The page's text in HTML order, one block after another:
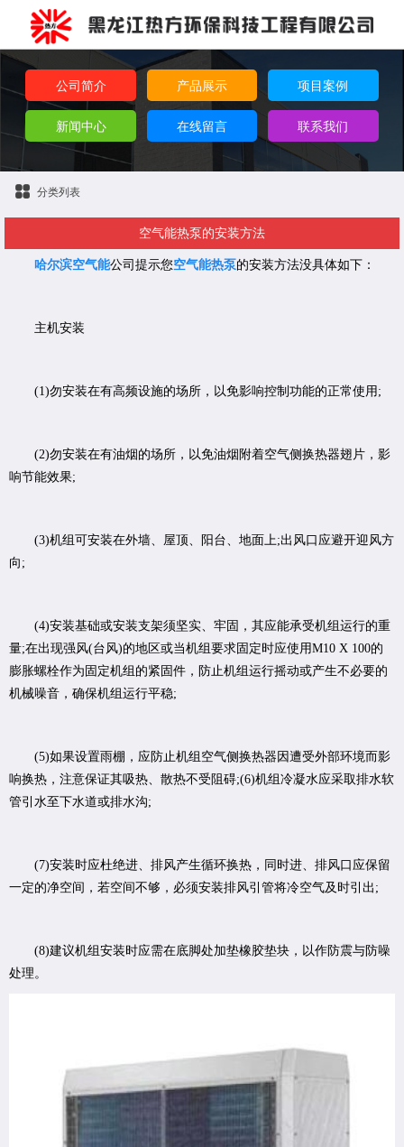
公司简介 产品展示 项目案例
新闻中心 在线留言 联系我们
分类列表
空气能热泵的安装方法
哈尔滨空气能公司提示您空气能热泵的安装方法没具体如下：
主机安装
(1)勿安装在有高频设施的场所，以免影响控制功能的正常使用;
(2)勿安装在有油烟的场所，以免油烟附着空气侧换热器翅片，影
响节能效果;
(3)机组可安装在外墙、屋顶、阳台、地面上;出风口应避开迎风方
向;
(4)安装基础或安装支架须坚实、牢固，其应能承受机组运行的重
量;在出现强风(台风)的地区或当机组要求固定时应使用M10 X 100的
膨胀螺栓作为固定机组的紧固件，防止机组运行摇动或产生不必要的
机械噪音，确保机组运行平稳;
(5)如果设置雨棚，应防止机组空气侧换热器因遭受外部环境而影
响换热，注意保证其吸热、散热不受阻碍;(6)机组冷凝水应采取排水软
管引水至下水道或排水沟;
(7)安装时应杜绝进、排风产生循环换热，同时进、排风口应保留
一定的净空间，若空间不够，必须安装排风引管将冷空气及时引出;
(8)建议机组安装时应需在底脚处加垫橡胶垫块，以作防震与防噪
处理。